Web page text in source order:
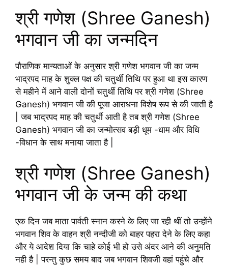
श्री गणेश (Shree Ganesh)
भगवान जी का जन्मदिन
पौराणिक मान्यताओं के अनुसार श्री गणेश भगवान जी का जन्म
भाद्रपद माह के शुक्ल पक्ष की चतुर्थी तिथि पर हुआ था इस कारण
से महीने में आने वाली दोनों चतुर्थी तिथि पर श्री गणेश (Shree
Ganesh) भगवान जी की पूजा आराधना विशेष रूप से की जाती है
| जब भाद्रपद माह की चतुर्थी आती है तब श्री गणेश (Shree
Ganesh) भगवान जी का जन्मोत्सव बड़ी धूम -धाम और विधि
-विधान के साथ मनाया जाता है |
श्री गणेश (Shree Ganesh)
भगवान जी के जन्म की कथा
एक दिन जब माता पार्वती स्नान करने के लिए जा रही थीं तो उन्होंने
भगवान शिव के वाहन श्री नन्दीजी को बाहर पहरा देने के लिए कहा
और ये आदेश दिया कि चाहे कोई भी हो उसे अंदर आने की अनुमति
नही है | परन्तु कुछ समय बाद जब भगवान शिवजी वहां पहुंचे और